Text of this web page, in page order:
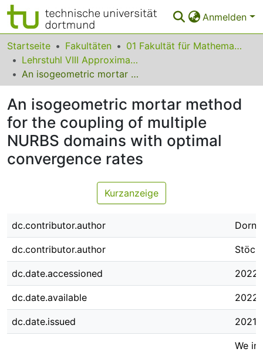
Anmelden
Bereiche & Sammlungen
Das gesamte Repositorium
FAQ
Leitlinien
Zurück zur Startseite
Startseite Fakultäten
01 Fakultät für Mathematik
Lehrstuhl VIII Approximationstheorie
An isogeometric mortar method for the coupling of multiple NURBS domains with optimal convergence rates
An isogeometric mortar method
for the coupling of multiple
NURBS domains with optimal
convergence rates
Kurzanzeige
dc.contributor.author
dc.contributor.author
dc.date.accessioned 2022-
dc.date.available 2022-
dc.date.issued 2021-
We